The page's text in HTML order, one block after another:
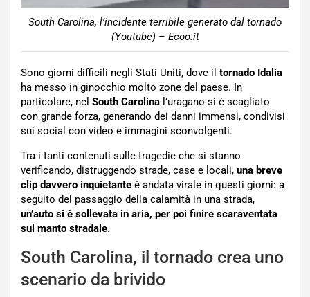
South Carolina, l’incidente terribile generato dal tornado
(Youtube) – Ecoo.it
Sono giorni difficili negli Stati Uniti, dove il tornado Idalia
ha messo in ginocchio molto zone del paese. In
particolare, nel South Carolina l’uragano si è scagliato
con grande forza, generando dei danni immensi, condivisi
sui social con video e immagini sconvolgenti.
Tra i tanti contenuti sulle tragedie che si stanno
verificando, distruggendo strade, case e locali, una breve
clip davvero inquietante è andata virale in questi giorni: a
seguito del passaggio della calamità in una strada,
un’auto si è sollevata in aria, per poi finire scaraventata
sul manto stradale.
South Carolina, il tornado crea uno
scenario da brivido